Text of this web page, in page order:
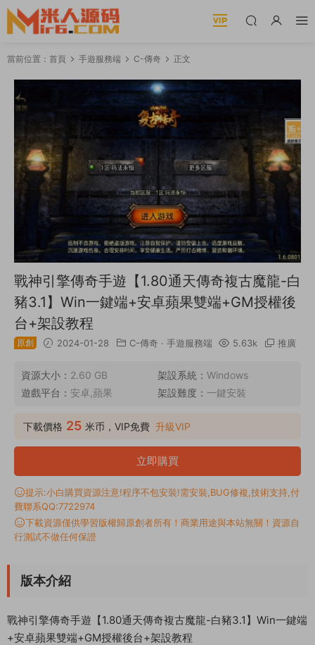
當前位置： 首頁 手遊服務端 C-傳奇 正文
戰神引擎傳奇手遊【1.80通天傳奇複古魔龍-白
豬3.1】Win一鍵端+安卓蘋果雙端+GM授權後
台+架設教程
原創 2024-01-28 C-傳奇 · 手遊服務端 5.63k 推廣
資源大小： 2.60 GB 架設系統： Windows
遊戲平台： 安卓,蘋果 架設難度： 一鍵安裝
下載價格 25 米币，VIP免費 升級VIP
立即購買
提示:小白購買資源注意!程序不包安裝!需安裝,BUG修複,技術支持,付
費聯系QQ:7722974
下載資源僅供學習版權歸原創者所有！商業用途與本站無關！資源自
行測試不做任何保證
版本介紹
戰神引擎傳奇手遊【1.80通天傳奇複古魔龍-白豬3.1】Win一鍵端
+安卓蘋果雙端+GM授權後台+架設教程